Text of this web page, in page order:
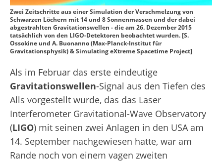
Zwei Zeitschritte aus einer Simulation der Verschmelzung von
Schwarzen Löchern mit 14 und 8 Sonnenmassen und der dabei
abgestrahlten Gravitationswellen - die am 26. Dezember 2015
tatsächlich von den LIGO-Detektoren beobachtet wurden. [S.
Ossokine und A. Buonanno (Max-Planck-Institut für
Gravitationsphysik) & Simulating eXtreme Spacetime Project]
Als im Februar das erste eindeutige
Gravitationswellen-Signal aus den Tiefen des
Alls vorgestellt wurde, das das Laser
Interferometer Gravitational-Wave Observatory
(LIGO) mit seinen zwei Anlagen in den USA am
14. September nachgewiesen hatte, war am
Rande noch von einem vagen zweiten